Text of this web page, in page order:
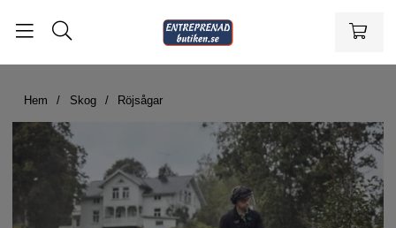
Hem Skog Röjsågar